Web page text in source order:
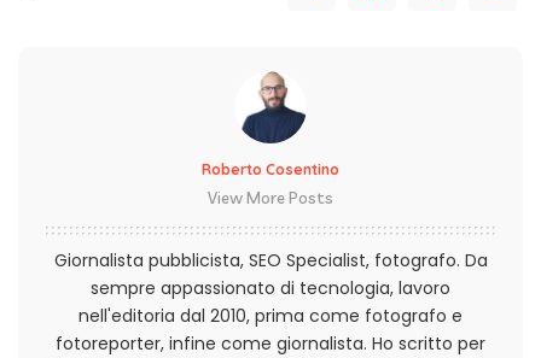
Roberto Cosentino
View More Posts
Giornalista pubblicista, SEO Specialist, fotografo. Da
sempre appassionato di tecnologia, lavoro
nell'editoria dal 2010, prima come fotografo e
fotoreporter, infine come giornalista. Ho scritto per